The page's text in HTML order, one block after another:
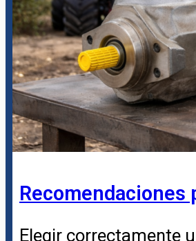
Recomendaciones
Elegir correctamente